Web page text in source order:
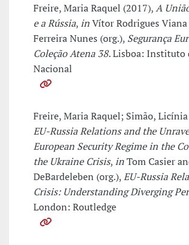
Freire, Maria Raquel (2017),A
e a Rússia,inVítor Rodrigues Viana
Ferreira Nunes (org.), Segurança
Coleção Atena 38. Lisboa: Instituto
Nacional
Freire, Maria Raquel; Simão,
EU-Russia Relations and the
European Security Regime in the
the Ukraine Crisis,inTom Casier
DeBardeleben (org.),EU-Russia
Crisis: Understanding Diverging
London: Routledge